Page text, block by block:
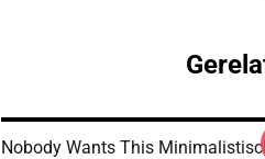
Nobody Wants This